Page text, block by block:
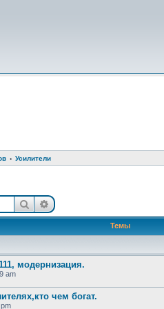
Усилители
ПоискРасширенный поиск
Темы
модернизация.
am
чем богат.